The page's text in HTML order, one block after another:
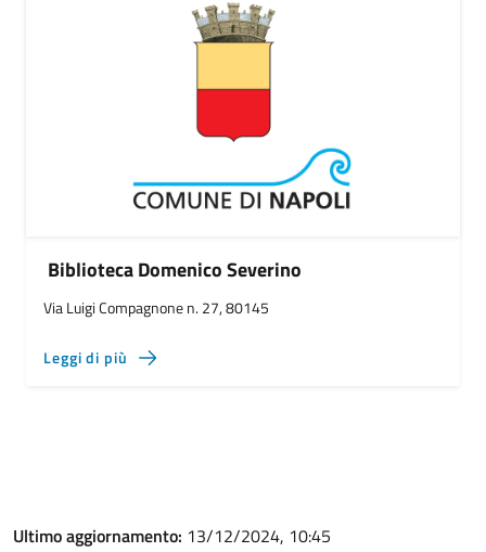
Biblioteca Domenico Severino
Via Luigi Compagnone n. 27, 80145
Leggi di più
Ultimo aggiornamento: 13/12/2024, 10:45